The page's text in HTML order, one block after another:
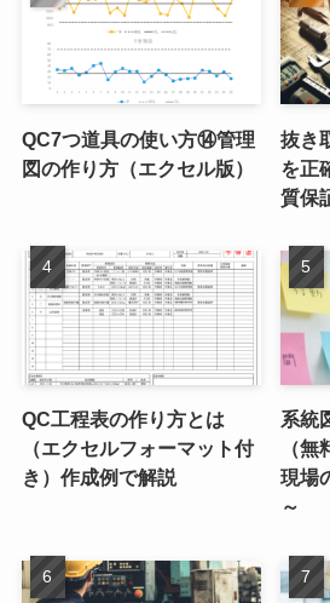
QC7つ道具の使い方⑭管理
図の作り方（エクセル版）
抜き
を正
質保
QC工程表の作り方とは
（エクセルフォーマット付
き）作成例で解説
系統
（
現場
～